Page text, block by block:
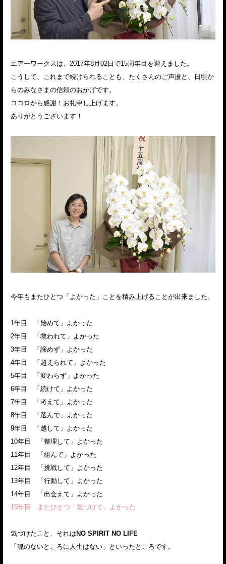
エアーワークスは、2017年8月02日で15周年目を迎えました。
こうして、これまで続けられることも、たくさんのご声援と、日頃か
らのみなさまの信頼のおかげです。
ココロから感謝！お礼申し上げます。
ありがとうございます！
今年もまたひとつ「よかった」ことを積み上げることが出来ました。
1年目 「始めて」よかった
2年目 「救われて」よかった
3年目 「諦めず」よかった
4年目 「超えられて」よかった
5年目 「変わらず」よかった
6年目 「続けて」よかった
7年目 「考えて」よかった
8年目 「選んで」よかった
9年目 「越して」よかった
10年目 「整理して」よかった
11年目 「組んで」よかった
12年目 「挑戦して」よかった
13年目 「行動して」よかった
14年目 「出会えて」よかった
15年目 またひとつ「気づけて」よかった
気づけたこと、それは NO SPIRIT NO LIFE
「魂のないところに人生はない」といったところです。